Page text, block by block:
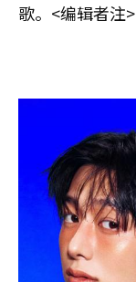
歌。<编辑者注>